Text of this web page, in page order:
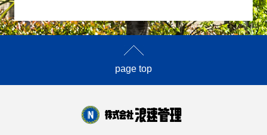
page top